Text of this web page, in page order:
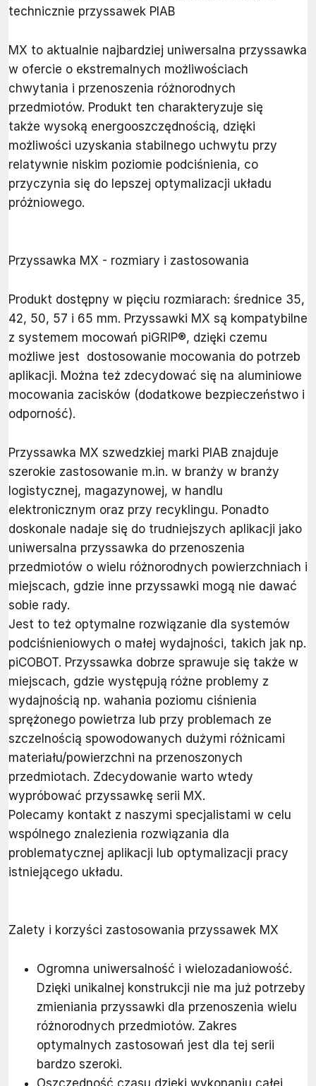
technicznie przyssawek PIAB
MX to aktualnie najbardziej uniwersalna przyssawka
w ofercie o ekstremalnych możliwościach
chwytania i przenoszenia różnorodnych
przedmiotów. Produkt ten charakteryzuje się
także wysoką energooszczędnością, dzięki
możliwości uzyskania stabilnego uchwytu przy
relatywnie niskim poziomie podciśnienia, co
przyczynia się do lepszej optymalizacji układu
próżniowego.
Przyssawka MX - rozmiary i zastosowania
Produkt dostępny w pięciu rozmiarach: średnice 35,
42, 50, 57 i 65 mm. Przyssawki MX są kompatybilne
z systemem mocowań piGRIP®, dzięki czemu
możliwe jest dostosowanie mocowania do potrzeb
aplikacji. Można też zdecydować się na aluminiowe
mocowania zacisków (dodatkowe bezpieczeństwo i
odporność).
Przyssawka MX szwedzkiej marki PIAB znajduje
szerokie zastosowanie m.in. w branży w branży
logistycznej, magazynowej, w handlu
elektronicznym oraz przy recyklingu. Ponadto
doskonale nadaje się do trudniejszych aplikacji jako
uniwersalna przyssawka do przenoszenia
przedmiotów o wielu różnorodnych powierzchniach i
miejscach, gdzie inne przyssawki mogą nie dawać
sobie rady.
Jest to też optymalne rozwiązanie dla systemów
podciśnieniowych o małej wydajności, takich jak np.
piCOBOT. Przyssawka dobrze sprawuje się także w
miejscach, gdzie występują różne problemy z
wydajnością np. wahania poziomu ciśnienia
sprężonego powietrza lub przy problemach ze
szczelnością spowodowanych dużymi różnicami
materiału/powierzchni na przenoszonych
przedmiotach. Zdecydowanie warto wtedy
wypróbować przyssawkę serii MX.
Polecamy kontakt z naszymi specjalistami w celu
wspólnego znalezienia rozwiązania dla
problematycznej aplikacji lub optymalizacji pracy
istniejącego układu.
Zalety i korzyści zastosowania przyssawek MX
Ogromna uniwersalność i wielozadaniowość.
Dzięki unikalnej konstrukcji nie ma już potrzeby
zmieniania przyssawki dla przenoszenia wielu
różnorodnych przedmiotów. Zakres
optymalnych zastosowań jest dla tej serii
bardzo szeroki.
Oszczędność czasu dzięki wykonaniu całej